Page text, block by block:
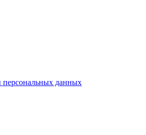
персональных данных